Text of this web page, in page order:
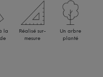
la
Réalisé sur-
mesure
Un arbre
planté